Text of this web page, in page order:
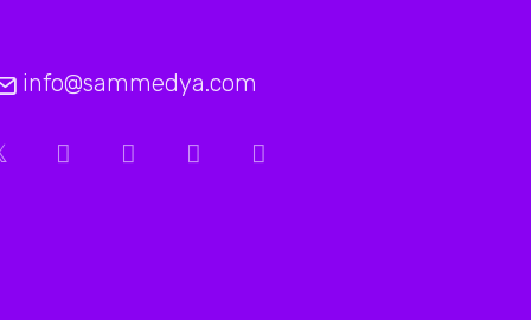
info@sammedya.com